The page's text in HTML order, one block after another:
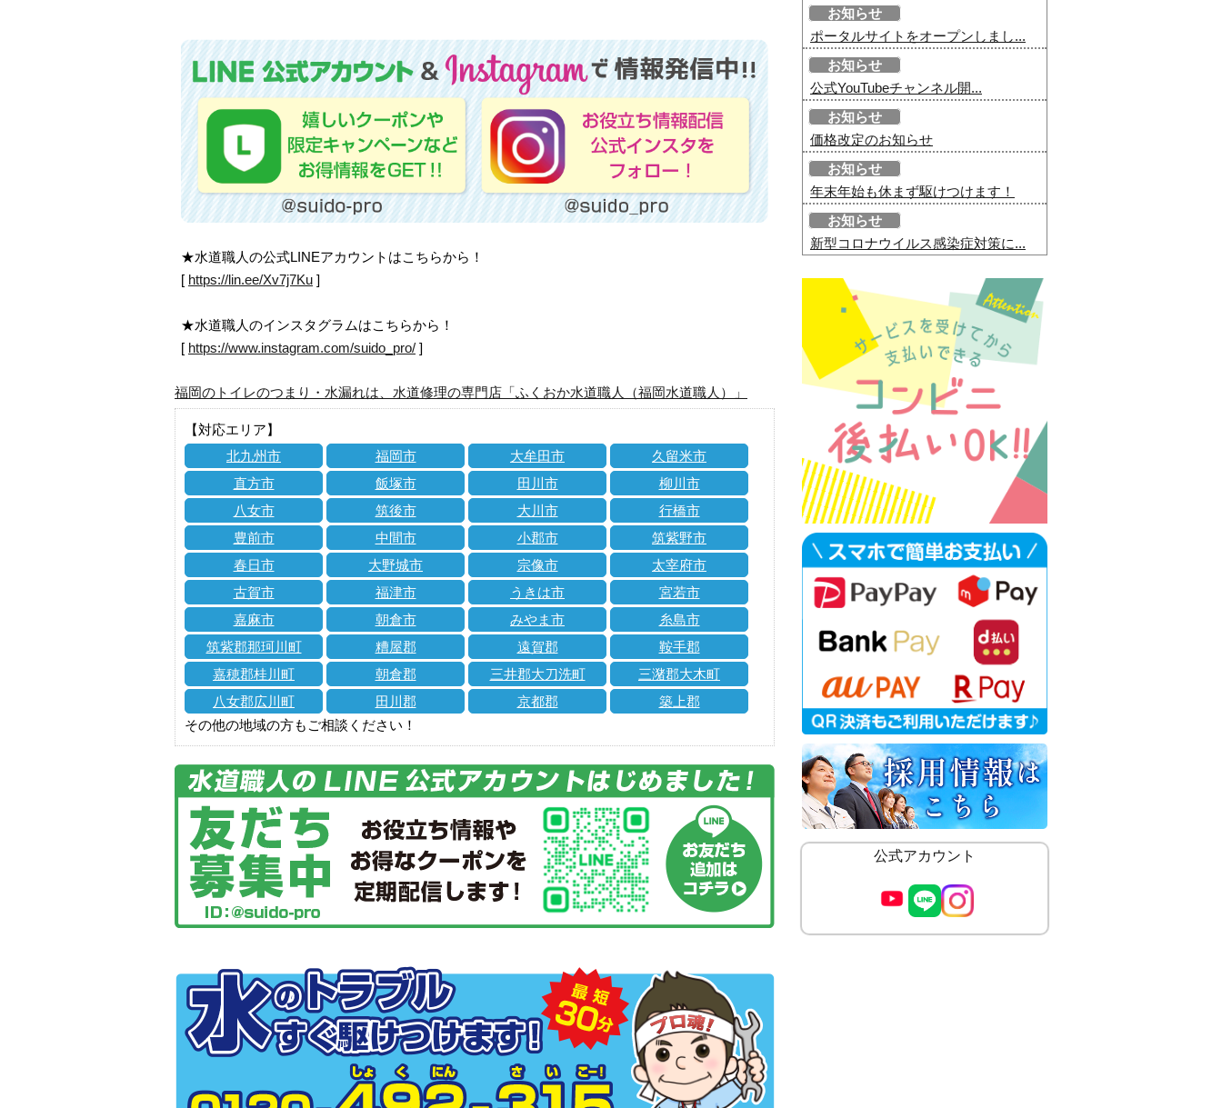
★水道職人の公式LINEアカウントはこちらから！
[ https://lin.ee/Xv7j7Ku ]
★水道職人のインスタグラムはこちらから！
[ https://www.instagram.com/suido_pro/ ]
福岡のトイレのつまり・水漏れは、水道修理の専門店「ふくおか水道職人（福岡水道職人）」
【対応エリア】
北九州市
福岡市 大牟田市
久留米市
直方市
飯塚市 田川市
柳川市
八女市
筑後市 大川市
行橋市
豊前市
中間市 小郡市
筑紫野市
春日市
大野城市 宗像市
太宰府市
古賀市
福津市 うきは市
宮若市
嘉麻市
朝倉市 みやま市
糸島市
筑紫郡那珂川町
糟屋郡 遠賀郡
鞍手郡
嘉穂郡桂川町
朝倉郡 三井郡大刀洗町
三潴郡大木町
八女郡広川町
田川郡 京都郡
築上郡
その他の地域の方もご相談ください！
お知らせ
ポータルサイトをオープンしまし...
お知らせ
公式YouTubeチャンネル開...
お知らせ
価格改定のお知らせ
お知らせ
年末年始も休まず駆けつけます！
お知らせ
新型コロナウイルス感染症対策に...
公式アカウント